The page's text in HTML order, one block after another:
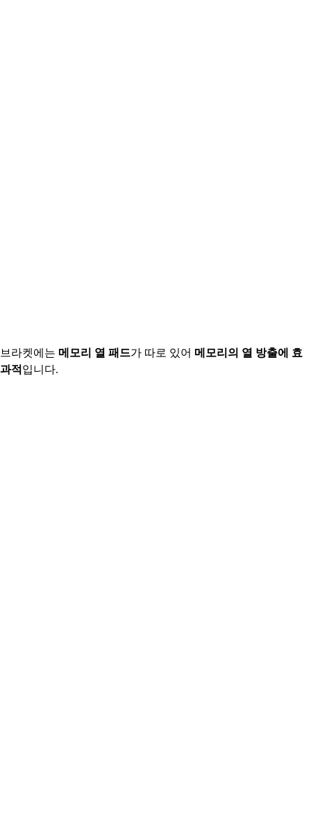
브라켓에는 메모리 열 패드가 따로 있어 메모리의 열 방출에 효
과적 입니다.